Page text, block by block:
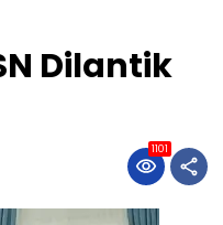
Dilantik
1101